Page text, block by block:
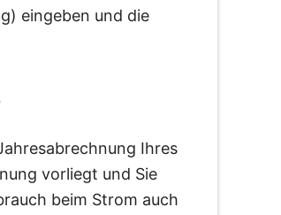
eingeben und die
Ihres
vorliegt und Sie
beim Strom auch